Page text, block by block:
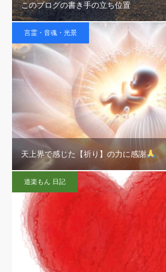
このブログの書き手の立ち位置
言霊・音魂・光景
天上界で感じた【祈り】の力に感謝
道楽もん 日記